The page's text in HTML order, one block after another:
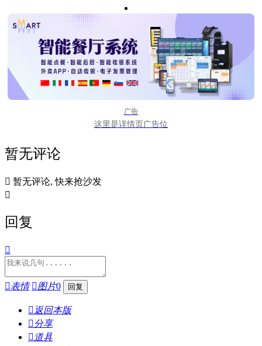
广告
这里是详情页广告位
暂无评论
 暂无评论, 快来抢沙发

回复

表情 图片0
 返回本版
分享
 道具